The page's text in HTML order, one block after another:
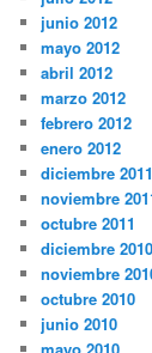
junio 2012
mayo 2012
abril 2012
marzo 2012
febrero 2012
enero 2012
diciembre 2011
noviembre
octubre 2011
diciembre 2010
noviembre
octubre 2010
junio 2010